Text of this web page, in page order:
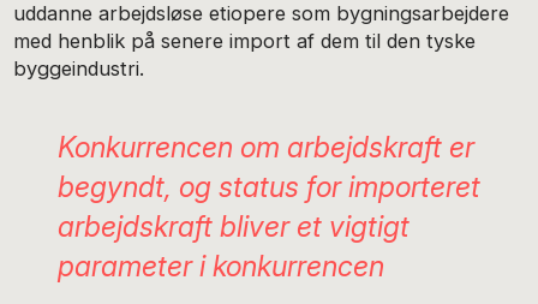
uddanne arbejdsløse etiopere som bygningsarbejdere
med henblik på senere import af dem til den tyske
byggeindustri.
Konkurrencen om arbejdskraft er
begyndt, og status for importeret
arbejdskraft bliver et vigtigt
parameter i konkurrencen